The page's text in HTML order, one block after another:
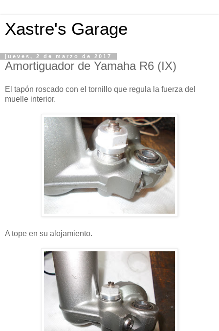
Xastre's Garage
jueves, 2 de marzo de 2017
Amortiguador de Yamaha R6 (IX)
El tapón roscado con el tornillo que regula la fuerza del
muelle interior.
A tope en su alojamiento.